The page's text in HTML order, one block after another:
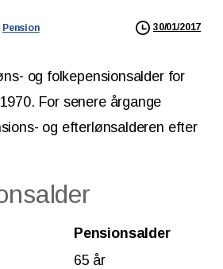
Pension 30/01/2017
og folkepensionsalder for
For senere årgange
og efterlønsalderen efter
Pensionsalder
65 år